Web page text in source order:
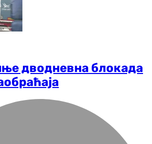
дводневна блокада